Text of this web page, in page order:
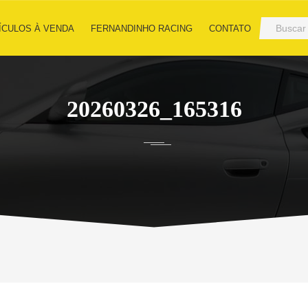
À VENDA FERNANDINHO RACING CONTATO
20260326_165316